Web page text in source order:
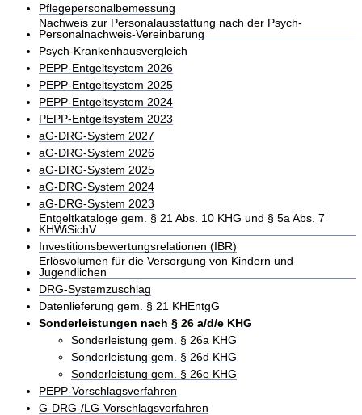
Pflegepersonalbemessung
Nachweis zur Personalausstattung nach der Psych-
Personalnachweis-Vereinbarung
Psych-Krankenhausvergleich
PEPP-Entgeltsystem 2026
PEPP-Entgeltsystem 2025
PEPP-Entgeltsystem 2024
PEPP-Entgeltsystem 2023
aG-DRG-System 2027
aG-DRG-System 2026
aG-DRG-System 2025
aG-DRG-System 2024
aG-DRG-System 2023
Entgeltkataloge gem. § 21 Abs. 10 KHG und § 5a Abs. 7
KHWiSichV
Investitionsbewertungsrelationen (IBR)
Erlösvolumen für die Versorgung von Kindern und
Jugendlichen
DRG-Systemzuschlag
Datenlieferung gem. § 21 KHEntgG
Sonderleistungen nach § 26 a/d/e KHG
Sonderleistung gem. § 26a KHG
Sonderleistung gem. § 26d KHG
Sonderleistung gem. § 26e KHG
PEPP-Vorschlagsverfahren
G-DRG-/LG-Vorschlagsverfahren